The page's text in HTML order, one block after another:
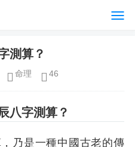
測算？
命理 46
八字測算？
乃是一種中國古老的傳